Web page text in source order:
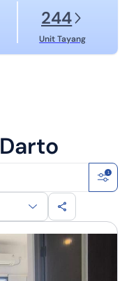
244
Unit Tayang
Darto
1